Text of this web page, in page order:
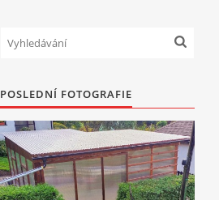
POSLEDNÍ FOTOGRAFIE